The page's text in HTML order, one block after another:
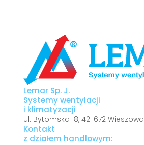
Lemar Sp. J.
Systemy wentylacji
i klimatyzacji
ul. Bytomska 18, 42-672 Wieszowa
Kontakt
z działem handlowym: